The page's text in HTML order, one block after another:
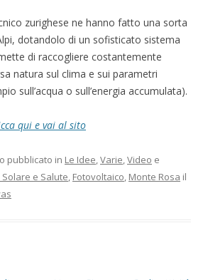
zurighese ne hanno fatto una sorta
dotandolo di un sofisticato sistema
di raccogliere costantemente
natura sul clima e sui parametri
sull’acqua o sull’energia accumulata).
qui e vai al sito
pubblicato in Le Idee,Varie,Video e
Solare e Salute, Fotovoltaico, Monte Rosa il